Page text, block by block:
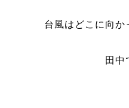
台風はどこに向か
田中